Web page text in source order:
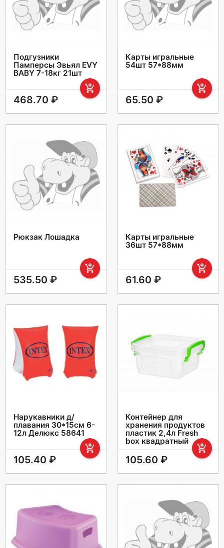
Подгузники
Памперсы Эвьял EVY
BABY 7-18кг 21шт
add_shopping_cart
468.70 ₽
Карты игральные
54шт 57*88мм
add_shopping_cart
65.50 ₽
Рюкзак Лошадка
add_shopping_cart
535.50 ₽
Карты игральные
36шт 57*88мм
add_shopping_cart
61.60 ₽
Нарукавники д/
плавания 30*15см 6-
12л Делюкс 58641
add_shopping_cart
105.40 ₽
Контейнер для
хранения продуктов
пластик 2,4л Fresh
box квадратный
add_shopping_cart
105.60 ₽